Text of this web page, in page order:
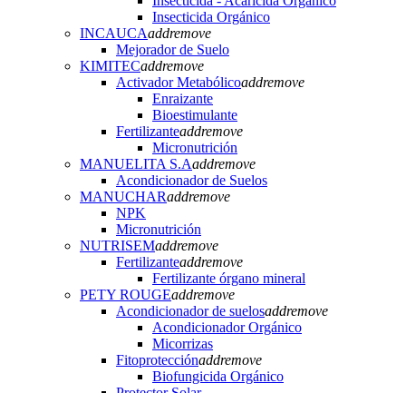
Insecticida Orgánico
INCAUCAaddremove
Mejorador de Suelo
KIMITECaddremove
Activador Metabólicoaddremove
Enraizante
Bioestimulante
Fertilizanteaddremove
Micronutrición
MANUELITA S.Aaddremove
Acondicionador de Suelos
MANUCHARaddremove
NPK
Micronutrición
NUTRISEMaddremove
Fertilizanteaddremove
Fertilizante órgano mineral
PETY ROUGEaddremove
Acondicionador de suelosaddremove
Acondicionador Orgánico
Micorrizas
Fitoprotecciónaddremove
Biofungicida Orgánico